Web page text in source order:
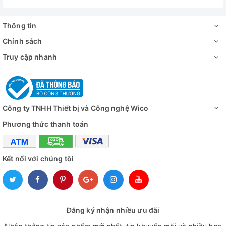
Khối lượng
Công suất
Nguồn điện
Đánh giá
Thông tin
Chính sách
Truy cập nhanh
Công ty TNHH Thiết bị và Công nghệ Wico
Phương thức thanh toán
Kết nối với chúng tôi
Đăng ký nhận nhiều ưu đãi